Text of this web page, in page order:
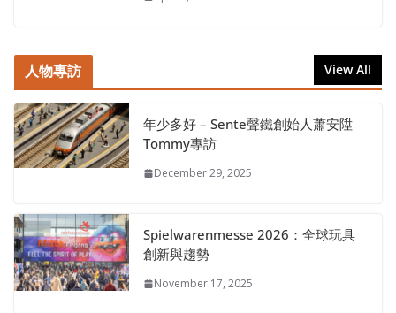
人物專訪 View All
年少多好 – Sente聲鐵創始人蕭安陞
Tommy專訪
December 29, 2025
Spielwarenmesse 2026：全球玩具
創新與趨勢
November 17, 2025